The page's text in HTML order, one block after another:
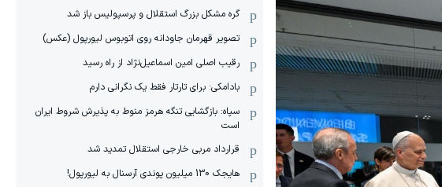
گره مشکل بزرگ استقلال و پرسپولیس باز شد
تصویر قهرمان جاودانه روی اتوبوس لیورپول (عکس)
رقیب اصلی امین اسماعیل‌نژاد از راه رسید
بادامکی: برای تارتار فقط یک نگرانی دارم
سپاه: بازگشایی تنگه هرمز منوط به پذیرش شروط ایران
است
قرارداد مربی خارجی استقلال تمدید شد
هایجک 130 میلیون پوندی آرسنال به لیورپول!